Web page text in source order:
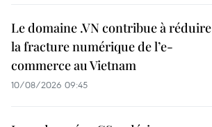
Le domaine .VN contribue à réduire
la fracture numérique de l’e-
commerce au Vietnam
10/08/2026 09:45